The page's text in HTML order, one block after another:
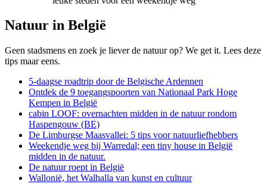
Natuur in België
Geen stadsmens en zoek je liever de natuur op? We get it. Lees deze
tips maar eens.
5-daagse roadtrip door de Belgische Ardennen
Ontdek de 9 toegangspoorten van Nationaal Park Hoge
Kempen in België
cabin LOOF: overnachten midden in de natuur rondom
Haspengouw (BE)
De Limburgse Maasvallei: 5 tips voor natuurliefhebbers
Weekendje weg bij Warredal; een tiny house in België
midden in de natuur.
De natuur roept in België
Wallonië, het Walhalla van kunst en cultuur